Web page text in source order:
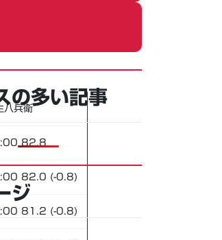
八兵衛
82.8
82.0 (-0.8)
81.2 (-0.8)
の多い記事
ジ